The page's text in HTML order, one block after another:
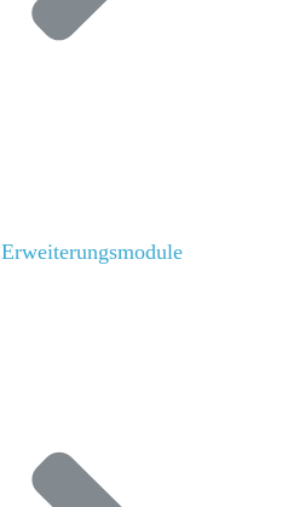
Erweiterungsmodule